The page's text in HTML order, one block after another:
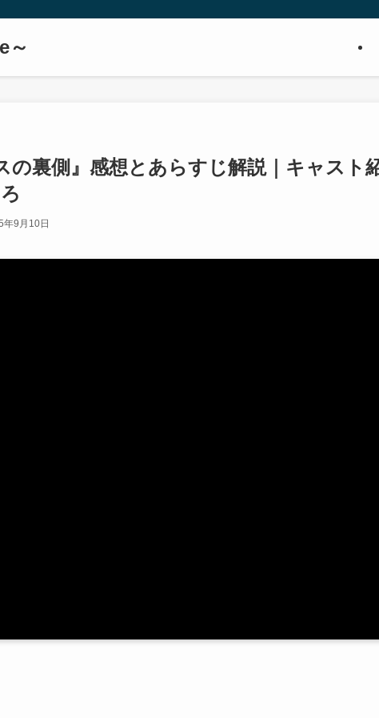
～
の裏側』感想とあらすじ解説｜キャスト
年9月10日